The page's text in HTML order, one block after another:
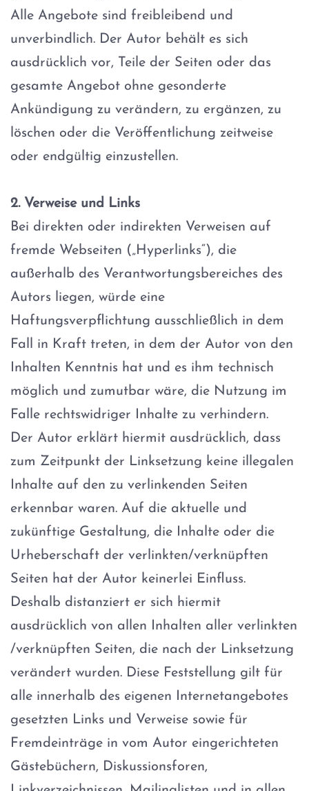
Alle Angebote sind freibleibend und
unverbindlich. Der Autor behält es sich
ausdrücklich vor, Teile der Seiten oder das
gesamte Angebot ohne gesonderte
Ankündigung zu verändern, zu ergänzen, zu
löschen oder die Veröffentlichung zeitweise
oder endgültig einzustellen.
2. Verweise und Links
Bei direkten oder indirekten Verweisen auf
fremde Webseiten („Hyperlinks“), die
außerhalb des Verantwortungsbereiches des
Autors liegen, würde eine
Haftungsverpflichtung ausschließlich in dem
Fall in Kraft treten, in dem der Autor von den
Inhalten Kenntnis hat und es ihm technisch
möglich und zumutbar wäre, die Nutzung im
Falle rechtswidriger Inhalte zu verhindern.
Der Autor erklärt hiermit ausdrücklich, dass
zum Zeitpunkt der Linksetzung keine illegalen
Inhalte auf den zu verlinkenden Seiten
erkennbar waren. Auf die aktuelle und
zukünftige Gestaltung, die Inhalte oder die
Urheberschaft der verlinkten/verknüpften
Seiten hat der Autor keinerlei Einfluss.
Deshalb distanziert er sich hiermit
ausdrücklich von allen Inhalten aller verlinkten
/verknüpften Seiten, die nach der Linksetzung
verändert wurden. Diese Feststellung gilt für
alle innerhalb des eigenen Internetangebotes
gesetzten Links und Verweise sowie für
Fremdeinträge in vom Autor eingerichteten
Gästebüchern, Diskussionsforen,